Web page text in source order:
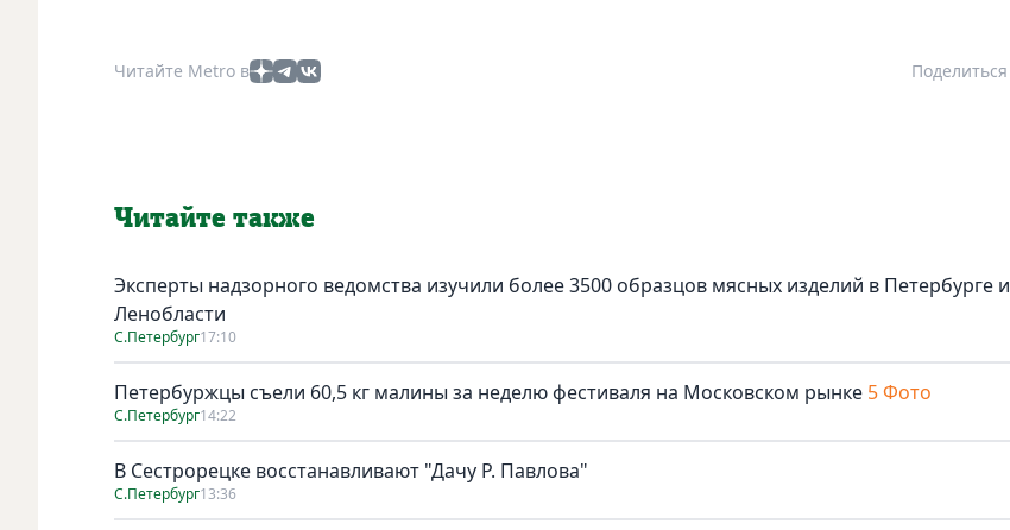
Читайте Metro в Поделиться
Читайте также
Эксперты надзорного ведомства изучили более 3500 образцов мясных изделий в Петербурге и
Ленобласти
С.Петербург17:10
Петербуржцы съели 60,5 кг малины за неделю фестиваля на Московском рынке 5 Фото
С.Петербург14:22
В Сестрорецке восстанавливают "Дачу Р. Павлова"
С.Петербург13:36